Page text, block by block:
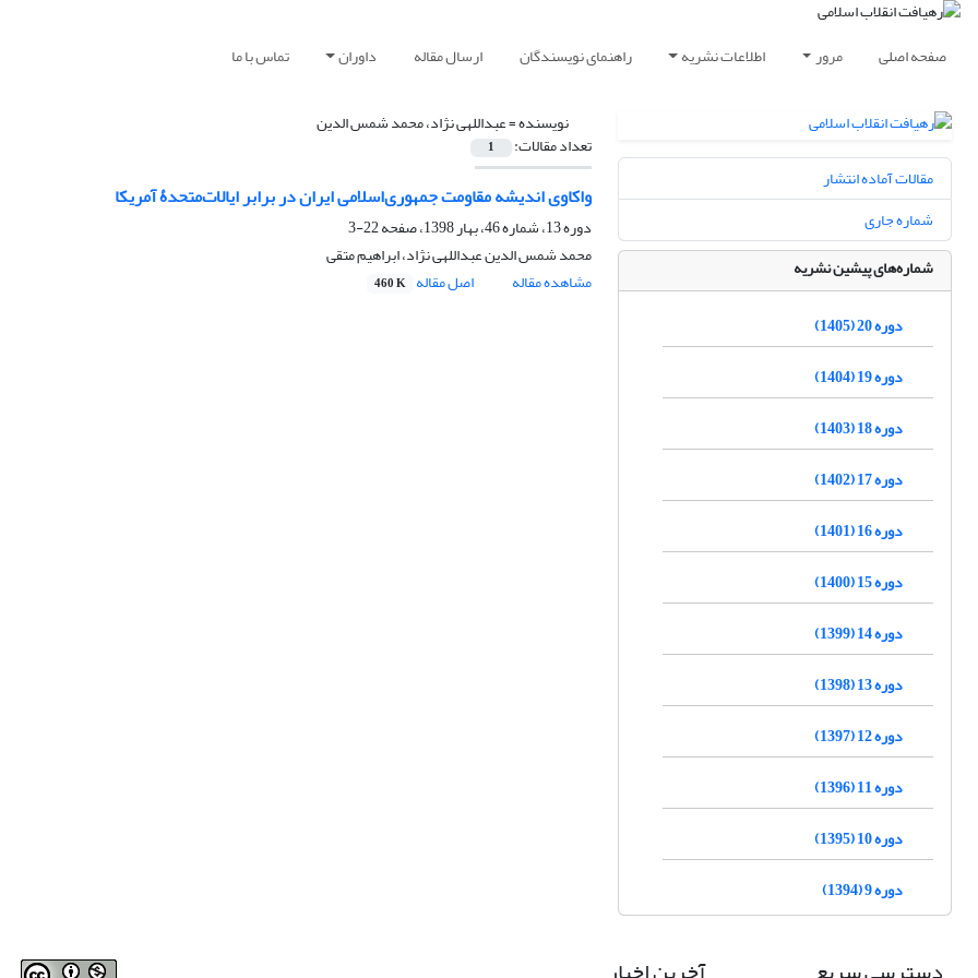
صفحه اصلی مرور اطلاعات نشریه راهنمای نویسندگان ارسال مقاله داوران تماس با ما
نویسنده =عبداللهی نژاد، محمد شمس الدین
تعداد مقالات: 1
واکاوی اندیشه مقاومت جمهوری‌اسلامی ایران در برابر ایالات‌متحدۀ آمریکا
دوره 13، شماره 46، بهار 1398، صفحه
22-3
محمد شمس الدین عبداللهی نژاد، ابراهیم متقی
مشاهده مقاله
اصل مقاله 460 K
مقالات آماده انتشار
شماره جاری
شماره‌های پیشین نشریه
دوره 20 (1405)
دوره 19 (1404)
دوره 18 (1403)
دوره 17 (1402)
دوره 16 (1401)
دوره 15 (1400)
دوره 14 (1399)
دوره 13 (1398)
دوره 12 (1397)
دوره 11 (1396)
دوره 10 (1395)
دوره 9 (1394)